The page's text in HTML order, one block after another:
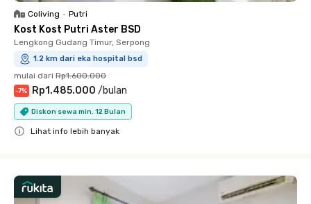
Coliving • Putri
Kost Kost Putri Aster BSD
Lengkong Gudang Timur, Serpong
1.2 km dari eka hospital bsd
mulai dari Rp1.600.000
-7% Rp1.485.000 /bulan
Diskon sewa min. 12 Bulan
Lihat info lebih banyak